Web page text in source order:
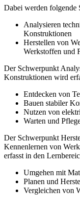
Dabei werden folgende
Analysieren
Konstruktionen
Herstellen von
Werkstoffen und
Der Schwerpunkt
Konstruktionen wird
Entdecken von
Bauen stabiler
Nutzen von
Warten und
Der Schwerpunkt
Kennenlernen von
erfasst in den
Umgehen mit
Planen und
Vergleichen von